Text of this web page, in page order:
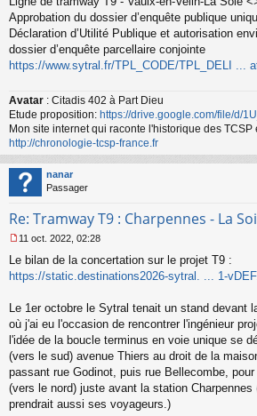
a
g
e
n
o
u
Approbation du dossier d’enquête publique
Déclaration d’Utilité Publique et autorisation
dossier d’enquête parcellaire conjointe
https://www.sytral.fr/TPL_CODE/TPL_DELI ...
Avatar : Citadis 402 à Part Dieu
Etude proposition: https://drive.google.com/file/d/
Mon site internet qui raconte l'historique des TCSP
http://chronologie-tcsp-france.fr
nanar
Passager
Re: Tramway T9 : Charpennes - La
e
s
g
e
n
o
n
u
11 oct. 2022, 02:28
Le bilan de la concertation sur le projet T9 :
https://static.destinations2026-sytral. ... 1-
Le 1er octobre le Sytral tenait un stand devant
où j'ai eu l'occasion de rencontrer l'ingénieur
l'idée de la boucle terminus en voie unique se
(vers le sud) avenue Thiers au droit de la
passant rue Godinot, puis rue Bellecombe,
(vers le nord) juste avant la station Charpennes
prendrait aussi ses voyageurs.)